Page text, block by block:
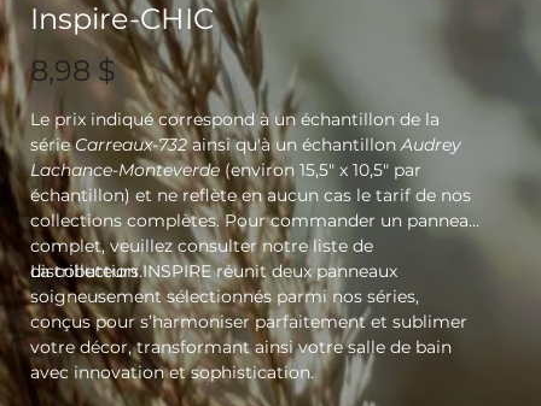
Inspire-CHIC
8,98 $
Le prix indiqué correspond à un échantillon de la
sérieCarreaux-732ainsi qu'à un échantillonAudrey
Lachance-Monteverde (environ 15,5" x 10,5" par
échantillon) et ne reflète en aucun cas le tarif de nos
collections complètes. Pour commander un panneau
complet, veuillez consulter notre liste de
distributeurs.
La collection INSPIRE réunit deux panneaux
soigneusement sélectionnés parmi nos séries,
conçus pour s’harmoniser parfaitement et sublimer
votre décor, transformant ainsi votre salle de bain
avec innovation et sophistication.